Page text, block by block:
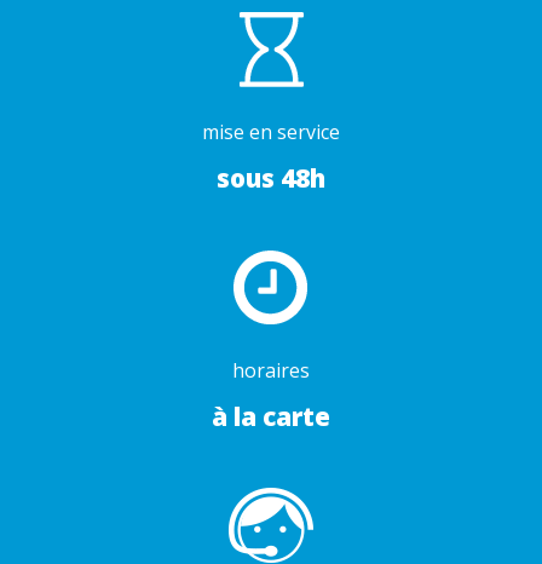
mise en service
sous 48h
horaires
à la carte